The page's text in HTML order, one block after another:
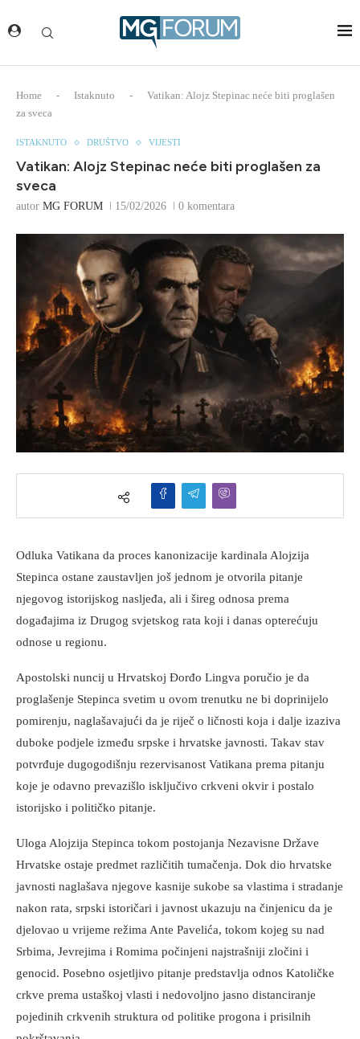
Home - Istaknuto -
Vatikan: Alojz Stepinac neće biti proglašen
za sveca
ISTAKNUTO DRUŠTVO VIJESTI
Vatikan: Alojz Stepinac neće biti proglašen za
sveca
autor MG FORUM 15/02/2026 0 komentara
Odluka Vatikana da proces kanonizacije kardinala Alojzija
Stepinca ostane zaustavljen još jednom je otvorila pitanje
njegovog istorijskog nasljeđa, ali i šireg odnosa prema
događajima iz Drugog svjetskog rata koji i danas opterećuju
odnose u regionu.
Apostolski nuncij u Hrvatskoj Đorđo Lingva poručio je da
proglašenje Stepinca svetim u ovom trenutku ne bi doprinijelo
pomirenju, naglašavajući da je riječ o ličnosti koja i dalje izaziva
duboke podjele između srpske i hrvatske javnosti. Takav stav
potvrđuje dugogodišnju rezervisanost Vatikana prema pitanju
koje je odavno prevazišlo isključivo crkveni okvir i postalo
istorijsko i političko pitanje.
Uloga Alojzija Stepinca tokom postojanja Nezavisne Države
Hrvatske ostaje predmet različitih tumačenja. Dok dio hrvatske
javnosti naglašava njegove kasnije sukobe sa vlastima i stradanje
nakon rata, srpski istoričari i javnost ukazuju na činjenicu da je
djelovao u vrijeme režima Ante Pavelića, tokom kojeg su nad
Srbima, Jevrejima i Romima počinjeni najstrašniji zločini i
genocid. Posebno osjetljivo pitanje predstavlja odnos Katoličke
crkve prema ustaškoj vlasti i nedovoljno jasno distanciranje
pojedinih crkvenih struktura od politike progona i prisilnih